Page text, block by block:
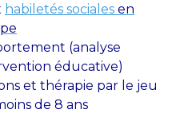
habiletés sociales en
(analyse
éducative)
et thérapie par le jeu
de 8 ans